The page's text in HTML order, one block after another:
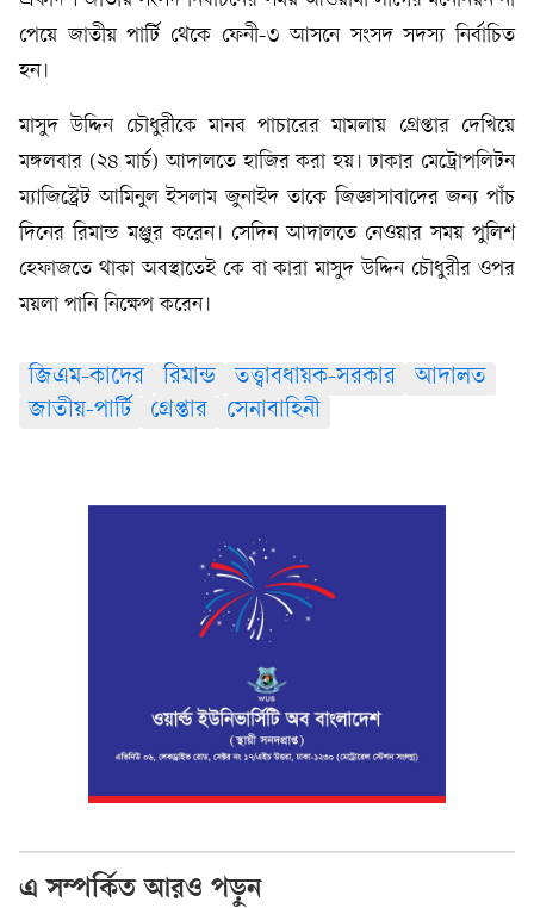
পেয়ে জাতীয় পার্টি থেকে ফেনী-৩ আসনে সংসদ সদস্য নির্বাচিত
হন।
মাসুদ উদ্দিন চৌধুরীকে মানব পাচারের মামলায় গ্রেপ্তার দেখিয়ে
মঙ্গলবার (২৪ মার্চ) আদালতে হাজির করা হয়। ঢাকার মেট্রোপলিটন
ম্যাজিস্ট্রেট আমিনুল ইসলাম জুনাইদ তাকে জিজ্ঞাসাবাদের জন্য পাঁচ
দিনের রিমান্ড মঞ্জুর করেন। সেদিন আদালতে নেওয়ার সময় পুলিশ
হেফাজতে থাকা অবস্থাতেই কে বা কারা মাসুদ উদ্দিন চৌধুরীর ওপর
ময়লা পানি নিক্ষেপ করেন।
জিএম-কাদের রিমান্ড তত্ত্বাবধায়ক-সরকার
আদালত
জাতীয়-পার্টি
গ্রেপ্তার সেনাবাহিনী
এ সম্পর্কিত আরও পড়ুন